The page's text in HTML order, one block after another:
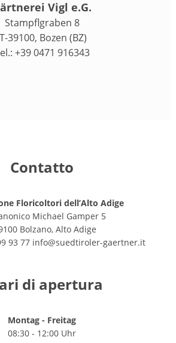
Vigl e.G.
Stampflgraben 8
39100, Bozen (BZ)
+39 0471 916343
Contatto
Floricoltori dell’Alto Adige
Michael Gamper 5
Bolzano, Alto Adige
93 77 info@suedtiroler-gaertner.it
di apertura
Montag - Freitag
08:30 - 12:00 Uhr